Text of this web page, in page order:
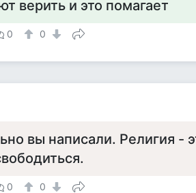
верить и это помагает
0 0
вы написали. Религия -
0 0